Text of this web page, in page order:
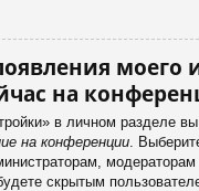
моего
на
в личном разделе
на конференции.
скрытым